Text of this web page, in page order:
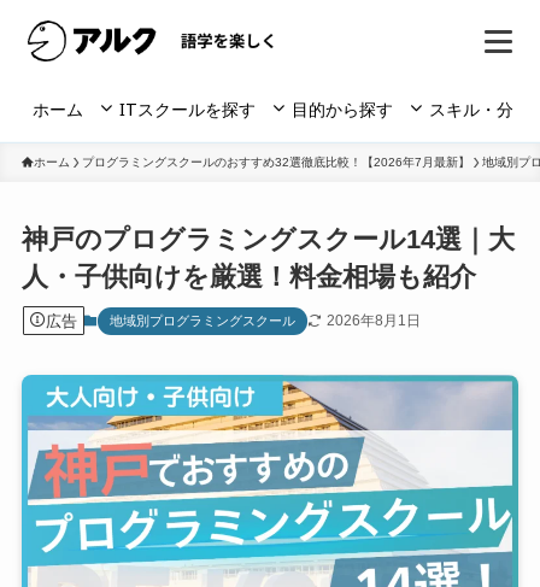
ホーム ITスクールを探す 目的から探す スキル・分野
ホーム プログラミングスクールのおすすめ32選徹底比較！【2026年7月最新】 地域別プ
神戸のプログラミングスクール14選｜大
人・子供向けを厳選！料金相場も紹介
広告 地域別プログラミングスクール 2026年8月1日